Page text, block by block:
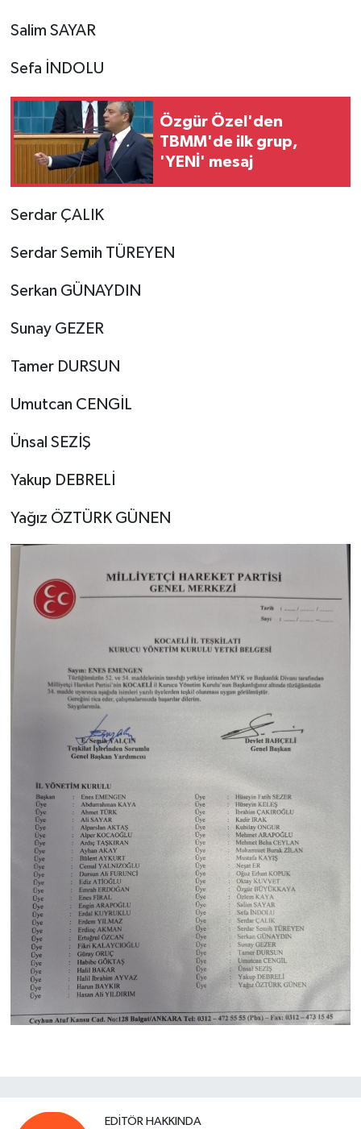
Salim SAYAR
Sefa İNDOLU
Özgür Özel'den
TBMM'de ilk grup,
'YENİ' mesaj
Serdar ÇALIK
Serdar Semih TÜREYEN
Serkan GÜNAYDIN
Sunay GEZER
Tamer DURSUN
Umutcan CENGİL
Ünsal SEZİŞ
Yakup DEBRELİ
Yağız ÖZTÜRK GÜNEN
EDITÖR HAKKINDA